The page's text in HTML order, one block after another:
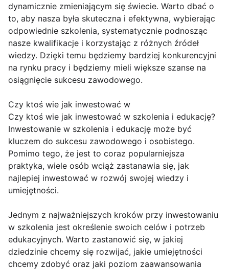
dynamicznie zmieniającym się świecie. Warto dbać o
to, aby nasza była skuteczna i efektywna, wybierając
odpowiednie szkolenia, systematycznie podnosząc
nasze kwalifikacje i korzystając z różnych źródeł
wiedzy. Dzięki temu będziemy bardziej konkurencyjni
na rynku pracy i będziemy mieli większe szanse na
osiągnięcie sukcesu zawodowego.
Czy ktoś wie jak inwestować w
Czy ktoś wie jak inwestować w szkolenia i edukację?
Inwestowanie w szkolenia i edukację może być
kluczem do sukcesu zawodowego i osobistego.
Pomimo tego, że jest to coraz popularniejsza
praktyka, wiele osób wciąż zastanawia się, jak
najlepiej inwestować w rozwój swojej wiedzy i
umiejętności.
Jednym z najważniejszych kroków przy inwestowaniu
w szkolenia jest określenie swoich celów i potrzeb
edukacyjnych. Warto zastanowić się, w jakiej
dziedzinie chcemy się rozwijać, jakie umiejętności
chcemy zdobyć oraz jaki poziom zaawansowania